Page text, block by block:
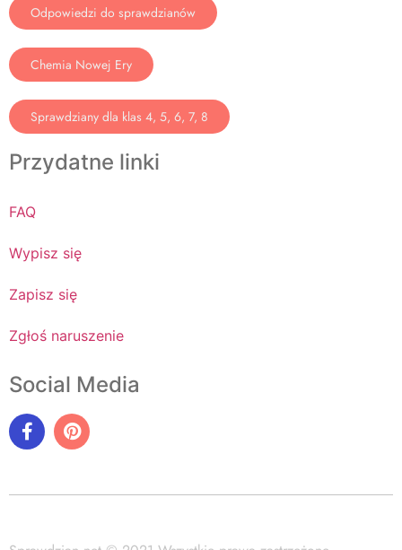
Odpowiedzi do sprawdzianów
Chemia Nowej Ery
Sprawdziany dla klas 4, 5, 6, 7, 8
Przydatne linki
FAQ
Wypisz się
Zapisz się
Zgłoś naruszenie
Social Media